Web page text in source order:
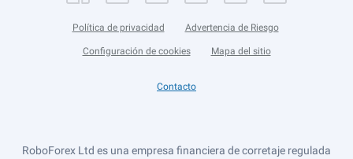
Política de privacidad Advertencia de Riesgo
Configuración de cookies Mapa del sitio
Contacto
RoboForex Ltd es una empresa financiera de corretaje regulada